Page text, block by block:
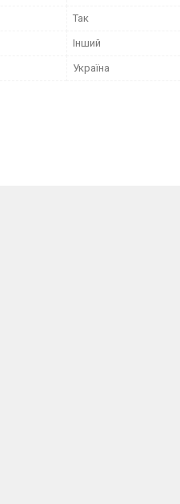
Так
Інший
Україна